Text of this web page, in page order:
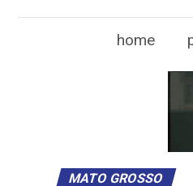
home
MATO GROSSO